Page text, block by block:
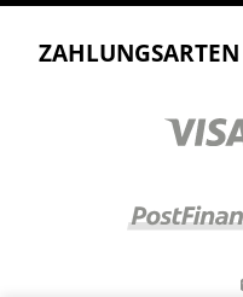
ZAHLUNGSARTEN